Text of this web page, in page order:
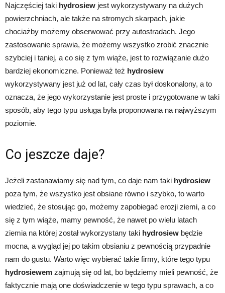
Najczęściej taki hydrosiew jest wykorzystywany na dużych
powierzchniach, ale także na stromych skarpach, jakie
chociażby możemy obserwować przy autostradach. Jego
zastosowanie sprawia, że możemy wszystko zrobić znacznie
szybciej i taniej, a co się z tym wiąże, jest to rozwiązanie dużo
bardziej ekonomiczne. Ponieważ też hydrosiew
wykorzystywany jest już od lat, cały czas był doskonalony, a to
oznacza, że jego wykorzystanie jest proste i przygotowane w taki
sposób, aby tego typu usługa była proponowana na najwyższym
poziomie.
Co jeszcze daje?
Jeżeli zastanawiamy się nad tym, co daje nam taki hydrosiew
poza tym, że wszystko jest obsiane równo i szybko, to warto
wiedzieć, że stosując go, możemy zapobiegać erozji ziemi, a co
się z tym wiąże, mamy pewność, że nawet po wielu latach
ziemia na której został wykorzystany taki hydrosiew będzie
mocna, a wygląd jej po takim obsianiu z pewnością przypadnie
nam do gustu. Warto więc wybierać takie firmy, które tego typu
hydrosiewem zajmują się od lat, bo będziemy mieli pewność, że
faktycznie mają one doświadczenie w tego typu sprawach, a co